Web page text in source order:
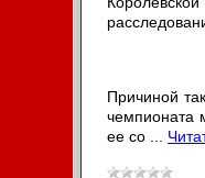
Причиной
чемпионата
ее со